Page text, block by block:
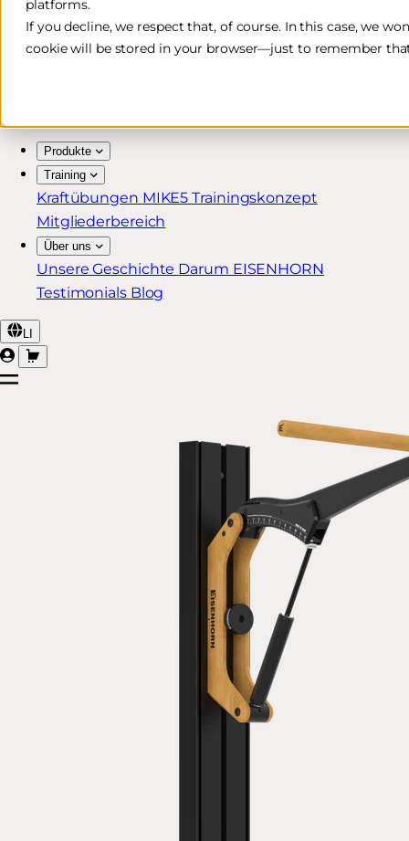
platforms.
If you decline, we respect that, of course. In this case, we
cookie will be stored in your browser—just to remember
Kostenlose & schnelle Lieferung*
30 Tage Rückgaberecht
Produkte
Training
Kraftübungen MIKE5 Trainingskonzept
Mitgliederbereich
Über uns
Unsere Geschichte Darum EISENHORN
Testimonials Blog
LI